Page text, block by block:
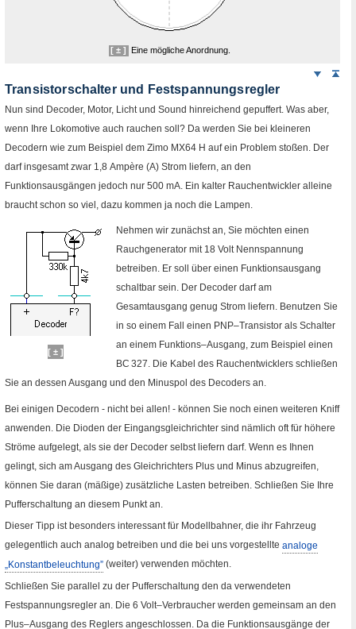
[ ± ] Eine mögliche Anordnung.
Weiter
Transistorschalter und Festspannungsregler
Nun sind Decoder, Motor, Licht und Sound hinreichend gepuffert. Was aber,
wenn Ihre Lokomotive auch rauchen soll? Da werden Sie bei kleineren
Decodern wie zum Beispiel dem Zimo MX64 H auf ein Problem stoßen. Der
darf insgesamt zwar 1,8 Ampère (A) Strom liefern, an den
Funktionsausgängen jedoch nur 500 mA. Ein kalter Rauchentwickler alleine
braucht schon so viel, dazu kommen ja noch die Lampen.
[ ± ]
Nehmen wir zunächst an, Sie möchten einen
Rauchgenerator mit 18 Volt Nennspannung
betreiben. Er soll über einen Funktionsausgang
schaltbar sein. Der Decoder darf am
Gesamtausgang genug Strom liefern. Benutzen Sie
in so einem Fall einen PNP–Transistor als Schalter
an einem Funktions–Ausgang, zum Beispiel einen
BC 327. Die Kabel des Rauchentwicklers schließen
Sie an dessen Ausgang und den Minuspol des Decoders an.
Bei einigen Decodern - nicht bei allen! - können Sie noch einen weiteren Kniff
anwenden. Die Dioden der Eingangsgleichrichter sind nämlich oft für höhere
Ströme aufgelegt, als sie der Decoder selbst liefern darf. Wenn es Ihnen
gelingt, sich am Ausgang des Gleichrichters Plus und Minus abzugreifen,
können Sie daran (mäßige) zusätzliche Lasten betreiben. Schließen Sie Ihre
Pufferschaltung an diesem Punkt an.
Dieser Tipp ist besonders interessant für Modellbahner, die ihr Fahrzeug
gelegentlich auch analog betreiben und die bei uns vorgestellte analoge
„Konstantbeleuchtung” (weiter) verwenden möchten.
Schließen Sie parallel zu der Pufferschaltung den da verwendeten
Festspannungsregler an. Die 6 Volt–Verbraucher werden gemeinsam an den
Plus–Ausgang des Reglers angeschlossen. Da die Funktionsausgänge der